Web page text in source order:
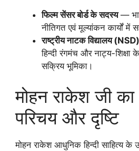
फिल्म सेंसर बोर्ड के सदस्य—
नीतिगत एवं मूल्यांकन कार्यों में
राष्ट्रीय नाटक विद्यालय
हिन्दी रंगमंच और नाट्य-शिक्षा
सक्रिय भूमिका।
मोहन राकेश जी का
परिचय और दृष्टि
मोहन राकेश आधुनिक हिन्दी साहित्य के